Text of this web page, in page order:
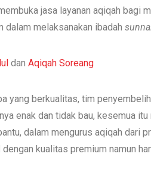
jasa layanan aqiqah bagi
dalam melaksanakan ibadah
dan Aqiqah Soreang
yang berkualitas, tim
enak dan tidak bau, kesemua
dalam mengurus aqiqah dari
kualitas premium namun